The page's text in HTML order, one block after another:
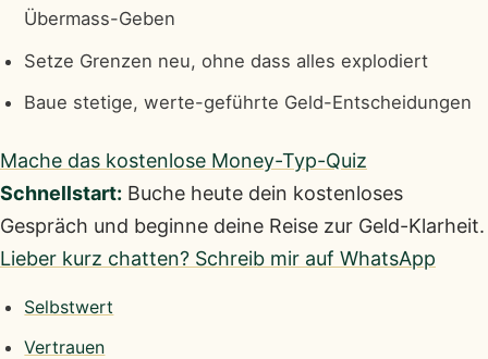
Übermass-Geben
Setze Grenzen neu, ohne dass alles explodiert
Baue stetige, werte-geführte Geld-Entscheidungen
Mache das kostenlose Money-Typ-Quiz
Schnellstart: Buche heute dein kostenloses
Gespräch und beginne deine Reise zur Geld-Klarheit.
Lieber kurz chatten? Schreib mir auf WhatsApp
Selbstwert
Vertrauen